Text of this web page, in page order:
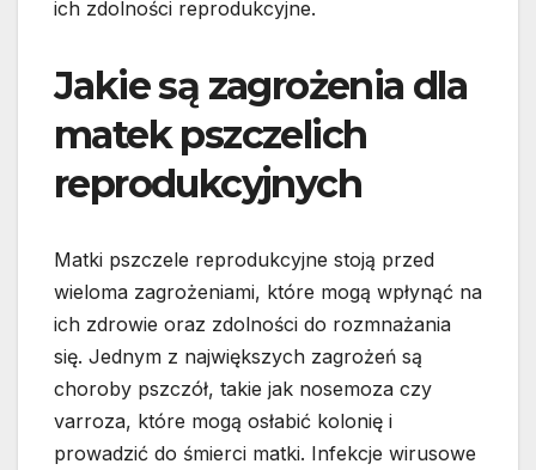
ich zdolności reprodukcyjne.
Jakie są zagrożenia dla
matek pszczelich
reprodukcyjnych
Matki pszczele reprodukcyjne stoją przed
wieloma zagrożeniami, które mogą wpłynąć na
ich zdrowie oraz zdolności do rozmnażania
się. Jednym z największych zagrożeń są
choroby pszczół, takie jak nosemoza czy
varroza, które mogą osłabić kolonię i
prowadzić do śmierci matki. Infekcje wirusowe